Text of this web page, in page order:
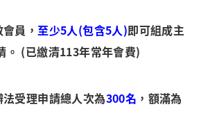
員， 至少5人(包含5人)即可組成主
。 (已繳清113年常年會費)
受理申請總人次為300名 ，額滿為